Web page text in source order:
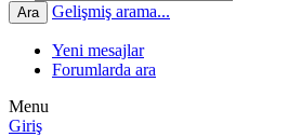
Ara Gelişmiş arama...
Yeni mesajlar
Forumlarda ara
Menu
Giriş